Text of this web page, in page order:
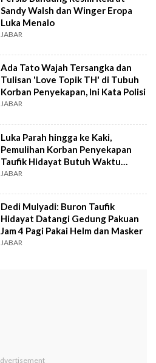
Sandy Walsh dan Winger Eropa
Luka Menalo
JABAR
Ada Tato Wajah Tersangka dan
Tulisan 'Love Topik TH' di Tubuh
Korban Penyekapan, Ini Kata Polisi
JABAR
Luka Parah hingga ke Kaki,
Pemulihan Korban Penyekapan
Taufik Hidayat Butuh Waktu
Setahun
JABAR
Dedi Mulyadi: Buron Taufik
Hidayat Datangi Gedung Pakuan
Jam 4 Pagi Pakai Helm dan Masker
JABAR